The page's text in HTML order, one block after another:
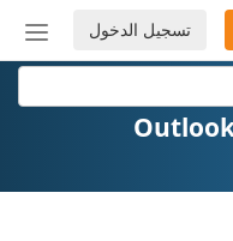
أو
تسجيل الدخول